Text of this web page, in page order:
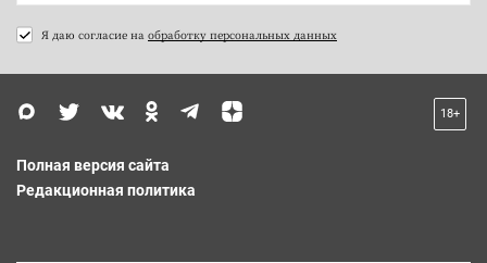
Я даю согласие на обработку персональных данных
18+
Полная версия сайта
Редакционная политика